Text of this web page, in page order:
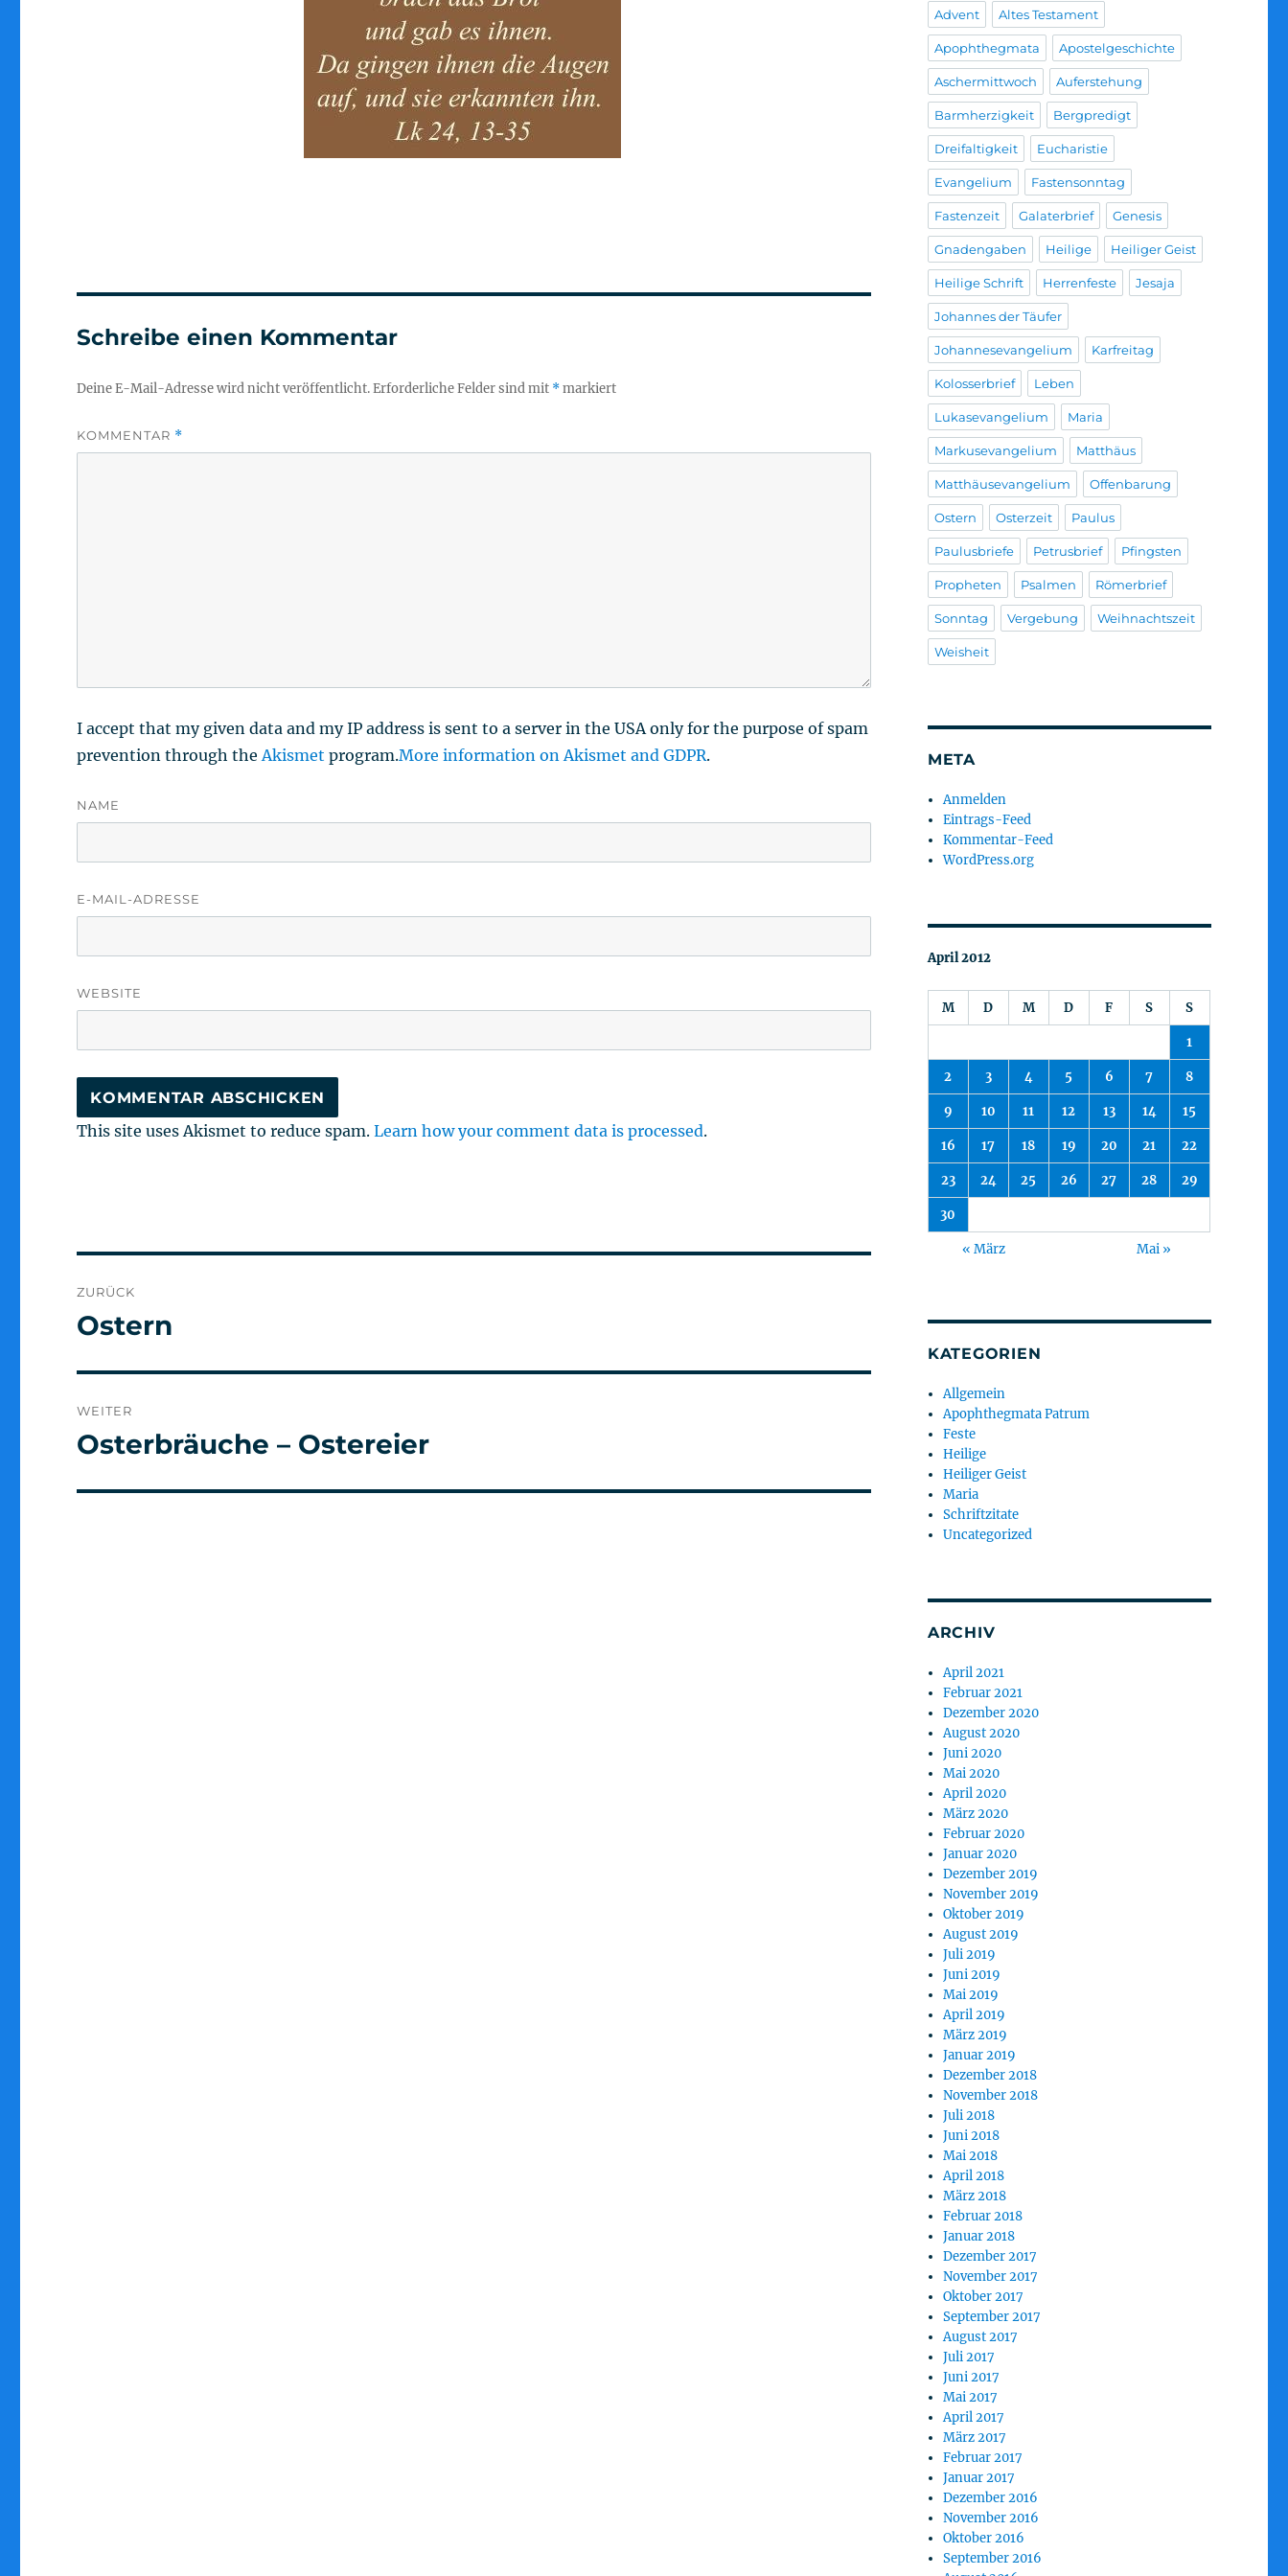
Schreibe einen Kommentar
Deine E-Mail-Adresse wird nicht veröffentlicht.Erforderliche Felder sind mit *markiert
KOMMENTAR *
I accept that my given data and my IP address is sent to a server in the USA only for the purpose of spam
prevention through theAkismet program.More information on Akismet and GDPR.
NAME
E-MAIL-ADRESSE
WEBSITE
This site uses Akismet to reduce spam.Learn how your comment data is processed.
ZURÜCK
Vorheriger
Ostern
WEITER
Nächster
Osterbräuche – Ostereier
Advent Altes Testament
Apophthegmata Apostelgeschichte
Aschermittwoch Auferstehung
Barmherzigkeit Bergpredigt
Dreifaltigkeit Eucharistie
Evangelium Fastensonntag
Fastenzeit Galaterbrief Genesis
Gnadengaben Heilige Heiliger Geist
Heilige Schrift Herrenfeste Jesaja
Johannes der Täufer
Johannesevangelium Karfreitag
Kolosserbrief Leben
Lukasevangelium Maria
Markusevangelium Matthäus
Matthäusevangelium Offenbarung
Ostern Osterzeit Paulus
Paulusbriefe Petrusbrief Pfingsten
Propheten Psalmen Römerbrief
Sonntag Vergebung Weihnachtszeit
Weisheit
META
Anmelden
Eintrags-Feed
Kommentar-Feed
WordPress.org
April 2012
M D M D F S S
1
2 3 4 5 6 7 8
9 10 11 12 13 14 15
16 17 18 19 20 21 22
23 24 25 26 27 28 29
30
« März Mai »
KATEGORIEN
Allgemein
Apophthegmata Patrum
Feste
Heilige
Heiliger Geist
Maria
Schriftzitate
Uncategorized
ARCHIV
April 2021
Februar 2021
Dezember 2020
August 2020
Juni 2020
Mai 2020
April 2020
März 2020
Februar 2020
Januar 2020
Dezember 2019
November 2019
Oktober 2019
August 2019
Juli 2019
Juni 2019
Mai 2019
April 2019
März 2019
Januar 2019
Dezember 2018
November 2018
Juli 2018
Juni 2018
Mai 2018
April 2018
März 2018
Februar 2018
Januar 2018
Dezember 2017
November 2017
Oktober 2017
September 2017
August 2017
Juli 2017
Juni 2017
Mai 2017
April 2017
März 2017
Februar 2017
Januar 2017
Dezember 2016
November 2016
Oktober 2016
September 2016